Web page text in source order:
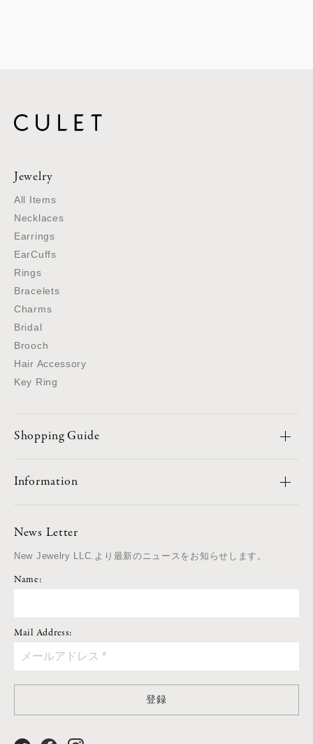
Jewelry
All Items
Necklaces
Earrings
EarCuffs
Rings
Bracelets
Charms
Bridal
Brooch
Hair Accessory
Key Ring
Shopping Guide
Information
News Letter
New Jewelry LLC.より最新のニュースをお知らせします。
Name:
Mail Address:
登録